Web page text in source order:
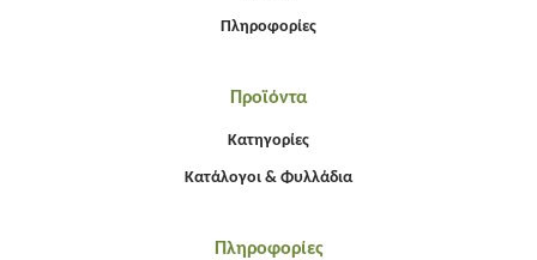
Πληροφορίες
Προϊόντα
Κατηγορίες
Κατάλογοι & Φυλλάδια
Πληροφορίες